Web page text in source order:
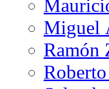
Miguel
Ramón